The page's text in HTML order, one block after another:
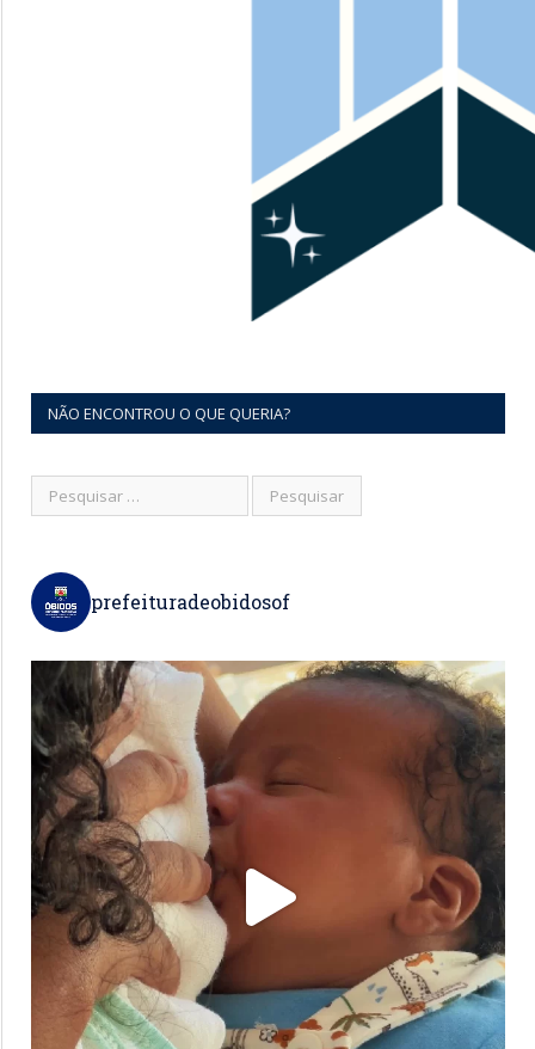
NÃO ENCONTROU O QUE QUERIA?
prefeituradeobidosof